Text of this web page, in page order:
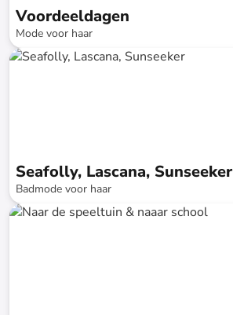
Voordeeldagen
Mode voor haar
tot-74%* Snellere levering
Seafolly, Lascana, Sunseeker
Badmode voor haar
tot- 73%* Snellere levering SALE